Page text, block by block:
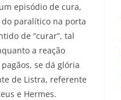
episódio de cura,
do paralítico na porta
de “curar”, tal
a reação
se dá glória
de Listra, referente
e Hermes.